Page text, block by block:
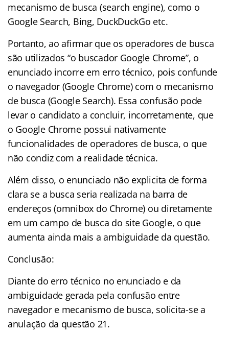
mecanismo de busca (search engine), como o
Google Search, Bing, DuckDuckGo etc.
Portanto, ao afirmar que os operadores de busca
são utilizados “o buscador Google Chrome”, o
enunciado incorre em erro técnico, pois confunde
o navegador (Google Chrome) com o mecanismo
de busca (Google Search). Essa confusão pode
levar o candidato a concluir, incorretamente, que
o Google Chrome possui nativamente
funcionalidades de operadores de busca, o que
não condiz com a realidade técnica.
Além disso, o enunciado não explicita de forma
clara se a busca seria realizada na barra de
endereços (omnibox do Chrome) ou diretamente
em um campo de busca do site Google, o que
aumenta ainda mais a ambiguidade da questão.
Conclusão:
Diante do erro técnico no enunciado e da
ambiguidade gerada pela confusão entre
navegador e mecanismo de busca, solicita-se a
anulação da questão 21.